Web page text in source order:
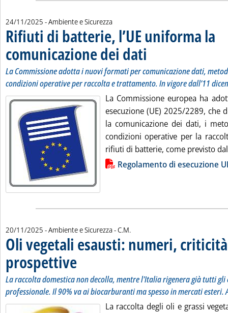
24/11/2025 - Ambiente e Sicurezza
Rifiuti di batterie, l’UE uniforma la
comunicazione dei dati
La Commissione adotta i nuovi formati per comunicazione dati,
condizioni operative per raccolta e trattamento. In vigore dall’11
La Commissione europea ha
esecuzione (UE) 2025/2289, che
la comunicazione dei dati, i
condizioni operative per la
rifiuti di batterie, come previsto
Lista allegati PDF alla notiziaRegolamento di esecuzione
20/11/2025 - Ambiente e Sicurezza -di:
C.M.
Oli vegetali esausti: numeri,
prospettive
La raccolta domestica non decolla, mentre l'Italia rigenera già tutti
professionale. Il 90% va ai biocarburanti ma spesso in mercati esteri.
La raccolta degli oli e grassi